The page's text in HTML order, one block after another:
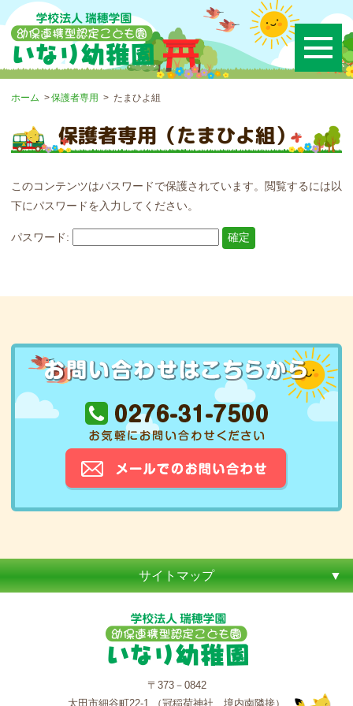
ホーム 保護者専用 たまひよ組
保護者専用（たまひよ組）
このコンテンツはパスワードで保護されています。閲覧するには以
下にパスワードを入力してください。
パスワード:
サイトマップ
〒373－0842
太田市細谷町22-1 （冠稲荷神社 境内南隣接）